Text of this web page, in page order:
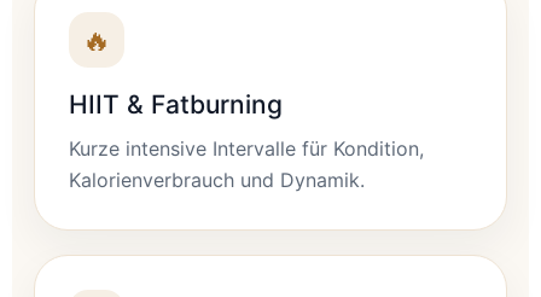
🔥
HIIT & Fatburning
Kurze intensive Intervalle für Kondition,
Kalorienverbrauch und Dynamik.